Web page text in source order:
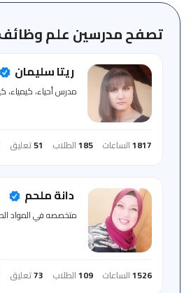
الأساسية
للمنصة
الإرشادي
تصفح مدرسين علم وظائف
ريتا سليمان
مدرس أحياء، كيمياء،
1817الساعات 185الطلاب 51تعليق
دانة ملحم
متخصصه في المواد
1526الساعات 109الطلاب 73تعليق